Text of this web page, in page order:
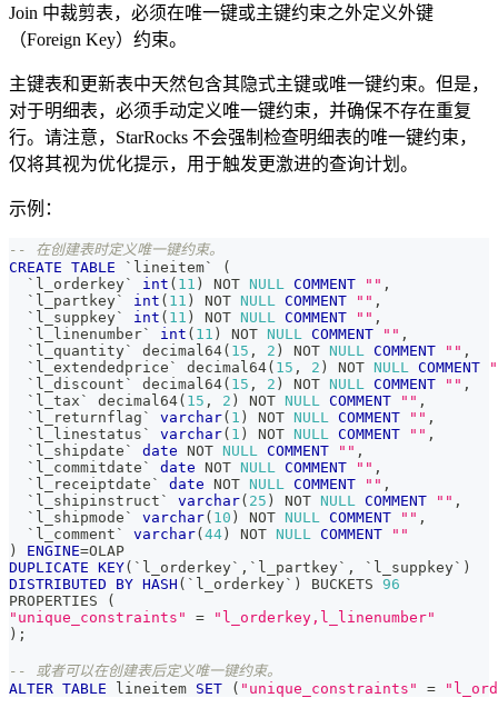
Join 中裁剪表，必须在唯一键或主键约束之外定义外键
（Foreign Key）约束。
主键表和更新表中天然包含其隐式主键或唯一键约束。但是，
对于明细表，必须手动定义唯一键约束，并确保不存在重复
行。请注意，StarRocks 不会强制检查明细表的唯一键约束，
仅将其视为优化提示，用于触发更激进的查询计划。
示例：
-- 在创建表时定义唯一键约束。
CREATE TABLE ` lineitem`
(
` l_orderkey` int ( 11 ) NOT NULL COMMENT "" ,
` l_partkey` int ( 11 ) NOT NULL COMMENT "" ,
` l_suppkey` int ( 11 ) NOT NULL COMMENT "" ,
` l_linenumber` int ( 11 ) NOT NULL COMMENT "" ,
` l_quantity` decimal64( 15 , 2 ) NOT NULL COMMENT "" ,
` l_extendedprice ` decimal64( 15 , 2 ) NOT NULL COMMENT
` l_discount ` decimal64( 15 , 2 ) NOT NULL COMMENT "" ,
` l_tax ` decimal64( 15 , 2 ) NOT NULL COMMENT "" ,
` l_returnflag ` varchar( 1 ) NOT NULL COMMENT "" ,
` l_linestatus ` varchar( 1 ) NOT NULL COMMENT "" ,
` l_shipdate ` date NOT NULL COMMENT "" ,
` l_commitdate ` date NOT NULL COMMENT "" ,
` l_receiptdate ` date NOT NULL COMMENT "" ,
` l_shipinstruct ` varchar( 25 ) NOT NULL COMMENT "" ,
` l_shipmode ` varchar( 10 ) NOT NULL COMMENT "" ,
` l_comment ` varchar( 44 ) NOT NULL COMMENT
""
)
ENGINE=OLAP
DUPLICATE KEY( ` l_orderkey` , ` l_partkey` , ` l_suppkey` )
DISTRIBUTED
BY HASH ( ` l_orderkey` ) BUCKETS 96
PROPERTIES
(
"unique_constraints"
=
"l_orderkey,l_linenumber"
) ;
-- 或者可以在创建表后定义唯一键约束。
ALTER TABLE lineitem SET ( "unique_constraints" =